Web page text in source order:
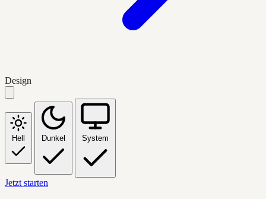
Design
Hell Dunkel System
Jetzt starten